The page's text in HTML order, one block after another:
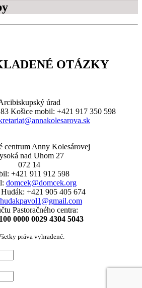
OTÁZKY
úrad
Košice mobil: +421 917 350 598
centrum Anny Kolesárovej
nad Uhom 27
072 14
+421 911 912 598
domcek@domcek.org
+421 905 405 674
hudakpavol1@gmail.com
Pastoračného centra:
0000 0029 4304 5043
práva vyhradené.